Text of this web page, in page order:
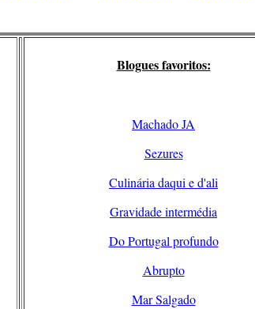
Blogues favoritos:
Machado JA
Sezures
Culinária daqui e d'ali
Gravidade intermédia
Do Portugal profundo
Abrupto
Mar Salgado